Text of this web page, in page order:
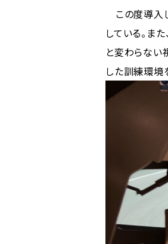
この度導入
している。ま
と変わらない
した訓練環境